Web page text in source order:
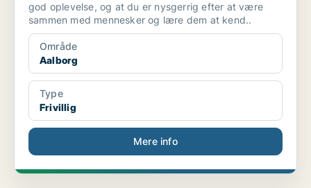
god oplevelse, og at du er nysgerrig efter at være
sammen med mennesker og lære dem at kend..
Område
Aalborg
Type
Frivillig
Mere info